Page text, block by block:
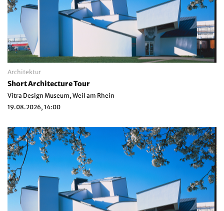
Architektur
Short Architecture Tour
Vitra Design Museum, Weil am Rhein
19.08.2026, 14:00